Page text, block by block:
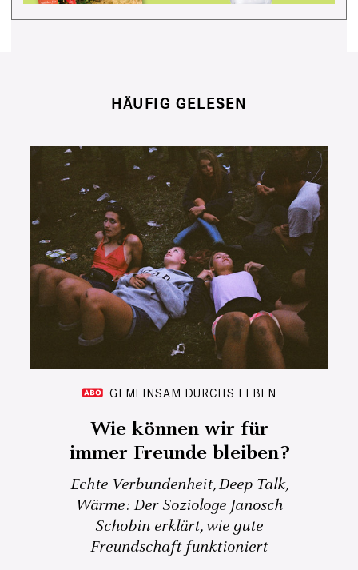
HÄUFIG GELESEN
GEMEINSAM DURCHS LEBEN
Wie können wir für
immer Freunde bleiben?
Echte Verbundenheit, Deep Talk,
Wärme: Der Soziologe Janosch
Schobin erklärt, wie gute
Freundschaft funktioniert